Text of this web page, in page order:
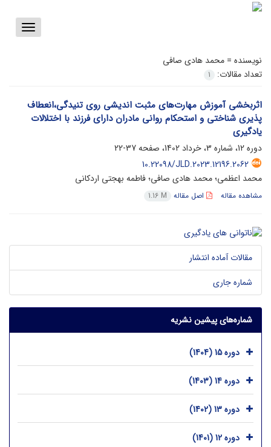
Toggle
نویسنده = محمد هادی صافی
تعداد مقالات:
1
اثربخشی آموزش مهارت‌های مثبت اندیشی روی تنیدگی،انعطاف
پذیری شناختی و استحکام روانی مادران دارای فرزند با اختلالات
یادگیری
دوره 12، شماره 3، خرداد 1402، صفحه
37-22
10.22098/JLD.2023.12196.2062
محمد اعظمی؛ محمد هادی صافی؛ فاطمه بهجتی اردکانی
مشاهده مقاله اصل مقاله 1.16 M
مقالات آماده انتشار
شماره جاری
شماره‌های پیشین نشریه
دوره 15 (1404)
دوره 14 (1403)
دوره 13 (1402)
دوره 12 (1401)